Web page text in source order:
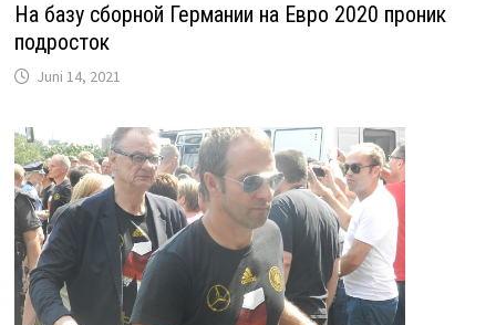
На базу сборной Германии на Евро 2020 проник
подросток
Juni 14, 2021